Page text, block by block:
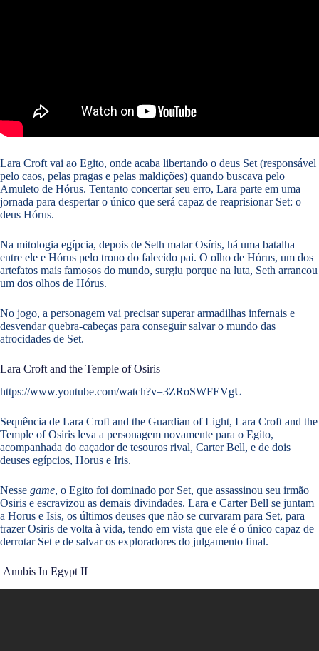
Lara Croft vai ao Egito, onde acaba libertando o deus Set (responsável
pelo caos, pelas pragas e pelas maldições) quando buscava pelo
Amuleto de Hórus. Tentanto concertar seu erro, Lara parte em uma
jornada para despertar o único que será capaz de reaprisionar Set: o
deus Hórus.
Na mitologia egípcia, depois de Seth matar Osíris, há uma batalha
entre ele e Hórus pelo trono do falecido pai. O olho de Hórus, um dos
artefatos mais famosos do mundo, surgiu porque na luta, Seth arrancou
um dos olhos de Hórus.
No jogo, a personagem vai precisar superar armadilhas infernais e
desvendar quebra-cabeças para conseguir salvar o mundo das
atrocidades de Set.
Lara Croft and the Temple of Osiris
https://www.youtube.com/watch?v=3ZRoSWFEVgU
Sequência de Lara Croft and the Guardian of Light, Lara Croft and the
Temple of Osiris leva a personagem novamente para o Egito,
acompanhada do caçador de tesouros rival, Carter Bell, e de dois
deuses egípcios, Horus e Iris.
Nesse game, o Egito foi dominado por Set, que assassinou seu irmão
Osiris e escravizou as demais divindades. Lara e Carter Bell se juntam
a Horus e Isis, os últimos deuses que não se curvaram para Set, para
trazer Osiris de volta à vida, tendo em vista que ele é o único capaz de
derrotar Set e de salvar os exploradores do julgamento final.
Anubis In Egypt II